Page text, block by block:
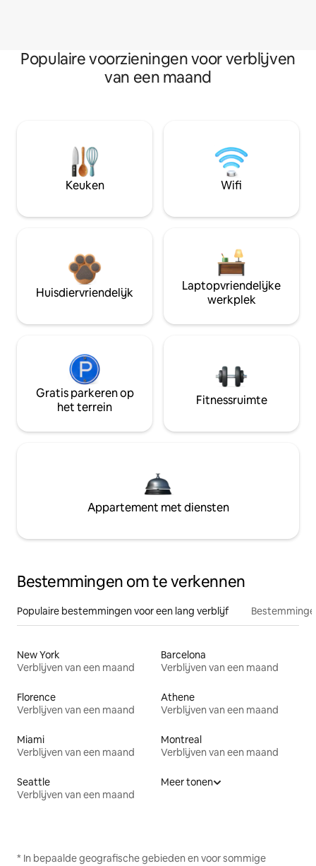
Populaire voorzieningen voor verblijven
van een maand
Keuken Wifi
Huisdiervriendelijk
Laptopvriendelijke
werkplek
Gratis parkeren op
het terrein
Fitnessruimte
Appartement met diensten
Bestemmingen om te verkennen
Populaire bestemmingen voor een lang verblijf
New York
Verblijven van een maand
Barcelona
Verblijven van een maand
Florence
Verblijven van een maand
Athene
Verblijven van een maand
Miami
Verblijven van een maand
Montreal
Verblijven van een maand
Seattle
Verblijven van een maand
Meer tonen
* In bepaalde geografische gebieden en voor sommige